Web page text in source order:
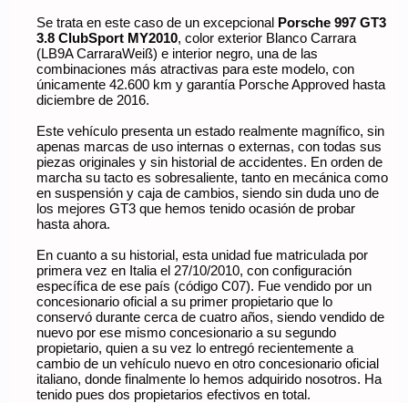
Se trata en este caso de un excepcional
Porsche 997 GT3
3.8 ClubSport MY2010, color exterior Blanco Carrara
(LB9A CarraraWeiß) e interior negro, una de las
combinaciones más atractivas para este modelo, con
únicamente 42.600 km y garantía Porsche Approved hasta
diciembre de 2016.
Este vehículo presenta un estado realmente magnífico, sin
apenas marcas de uso internas o externas, con todas sus
piezas originales y sin historial de accidentes. En orden de
marcha su tacto es sobresaliente, tanto en mecánica como
en suspensión y caja de cambios, siendo sin duda uno de
los mejores GT3 que hemos tenido ocasión de probar
hasta ahora.
En cuanto a su historial, esta unidad fue matriculada por
primera vez en Italia el 27/10/2010, con configuración
específica de ese país (código C07). Fue vendido por un
concesionario oficial a su primer propietario que lo
conservó durante cerca de cuatro años, siendo vendido de
nuevo por ese mismo concesionario a su segundo
propietario, quien a su vez lo entregó recientemente a
cambio de un vehículo nuevo en otro concesionario oficial
italiano, donde finalmente lo hemos adquirido nosotros. Ha
tenido pues dos propietarios efectivos en total.